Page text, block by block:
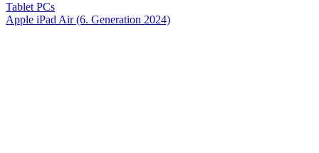
Tablet PCs
Apple iPad Air (6. Generation 2024)